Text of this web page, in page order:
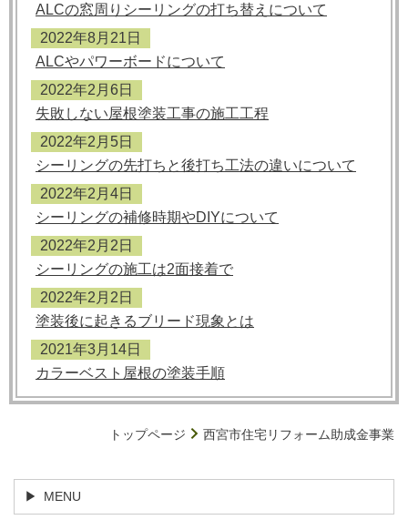
ALCの窓周りシーリングの打ち替えについて
2022年8月21日
ALCやパワーボードについて
2022年2月6日
失敗しない屋根塗装工事の施工工程
2022年2月5日
シーリングの先打ちと後打ち工法の違いについて
2022年2月4日
シーリングの補修時期やDIYについて
2022年2月2日
シーリングの施工は2面接着で
2022年2月2日
塗装後に起きるブリード現象とは
2021年3月14日
カラーベスト屋根の塗装手順
トップページ 西宮市住宅リフォーム助成金事業
MENU